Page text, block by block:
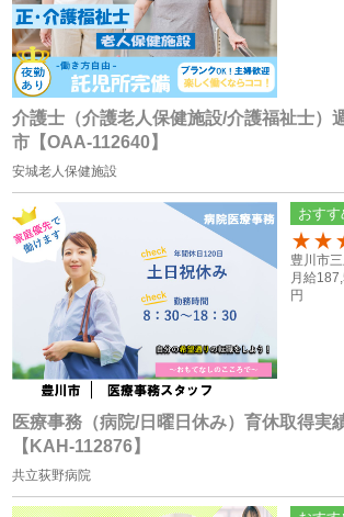
お取引様に関する個人情報
・当社グループ会社におけるサービスの提供
打ち合わせのため
・各種お問合せ及びご要望事項への対応の為
共同利用する個人情報の取得方法
従業員や登録スタッフの方の個人情報
・入社時又は登録時にお預かりした履歴書
要なその他の書類、お問い合わせフォーム、
（電話等）、その他書面による取得
応募者の方への個人情報
・採用応募時に取得した履歴書、お問い合せ
トリーフォーム、口頭（電話等）による取得
・就職斡旋サイトや人材紹介会社からの通知
介護士（介護老人保健施設/介護福祉士）
市【OAA-112640】
安城老人保健施設
医療事務（病院/日曜日休み）育休取得実
【KAH-112876】
共立荻野病院
おすす
100
豊川市
月給
円